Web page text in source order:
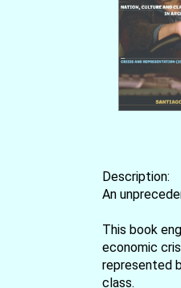
Description:
An
This book
economic
represented
class.